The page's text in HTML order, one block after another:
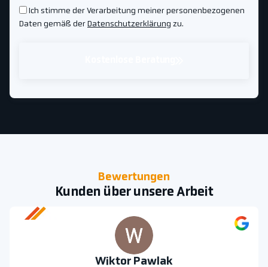
Ich stimme der Verarbeitung meiner personenbezogenen
Daten gemäß der Datenschutzerklärung zu.
Bewertungen
Kunden über unsere Arbeit
Wiktor Pawlak